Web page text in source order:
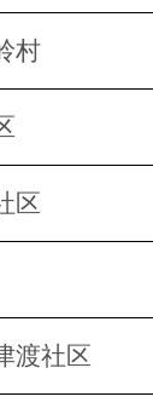
村
区
渡社区